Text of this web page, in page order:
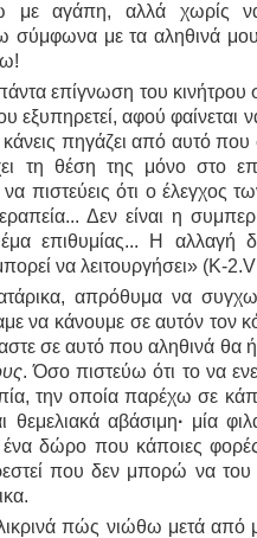
με αγάπη, αλλά χωρίς
σύμφωνα με τα αληθινά
πάντα επίγνωση του
εξυπηρετεί, αφού φαίνεται
πηγάζει από αυτό
τη θέση της μόνο στο
πιστεύεις ότι ο έλεγχος
Δεν είναι η
επιθυμίας... Η αλλαγή
να λειτουργήσει» (Κ-
απρόθυμα να
να κάνουμε σε αυτόν τον
σε αυτό που αληθινά θα
. Όσο πιστεύω ότι το να
την οποία παρέχω σε
θεμελιακά αβάσιμη∙ μία
δώρο που κάποιες φορές
που δεν μπορώ να του
πώς νιώθω μετά από